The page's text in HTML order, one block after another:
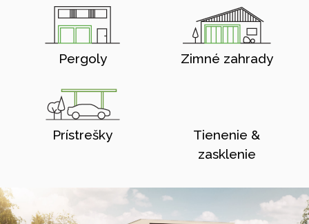
Pergoly Zimné zahrady
Prístrešky
Tienenie &
zasklenie